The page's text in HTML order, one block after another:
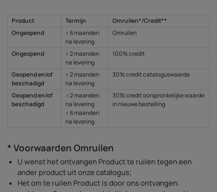
Product Termijn
Omruilen*/Credit**
Ongeopend
< 6 maanden
na levering
Omruilen
Ongeopend
< 2 maanden
na levering
100% credit
Geopend en/of
beschadigd
< 2 maanden
na levering
30% credit cataloguswaarde
Geopend en/of
beschadigd
> 2 maanden
na levering
< 6 maanden
na levering
30% credit oorspronkelijke waarde
in nieuwe bestelling
* Voorwaarden Omruilen
U wenst het ontvangen Product te ruilen tegen een
ander product uit onze catalogus;
Het om te ruilen Product is door ons ontvangen: